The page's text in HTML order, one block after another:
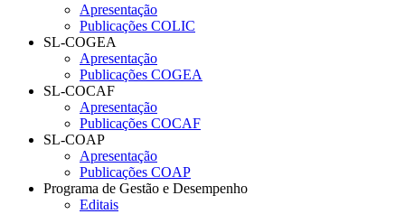
Apresentação
Publicações COLIC
SL-COGEA
Apresentação
Publicações COGEA
SL-COCAF
Apresentação
Publicações COCAF
SL-COAP
Apresentação
Publicações COAP
Programa de Gestão e Desempenho
Editais